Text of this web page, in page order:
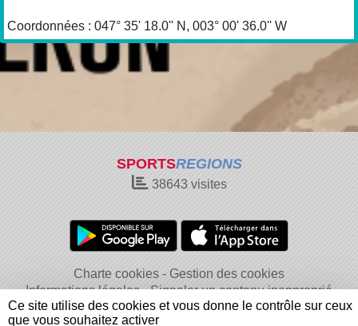
Coordonnées : 047° 35' 18.0'' N, 003° 00' 36.0'' W
SPORTSREGIONS
38643visites
Charte cookies
Gestion des cookies
Informations légales
Signaler un contenu inapproprié
Ce site utilise des cookies et vous donne le contrôle sur ceux
que vous souhaitez activer